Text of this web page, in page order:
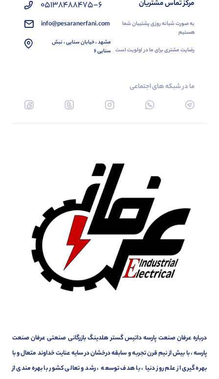
مرکز تماس مشتریان
به صورت شبانه روزی پشتیبان شما
هستیم
رضایت مشتری برای ما در اولویت است
05138488475-6
info@pesaranerfani.com
مشهد ، خیابان سنایی ، نبش
سنایی 6
ما در شبکه های اجتماعی
درباره عرفان صنعت پارسه داتیس گستر هلدینگ بازرگانی صنعتی عرفان صنعت
پارسه ، با بیش از نیم قرن تجربه و سابقه درخشان در سایه عنایت خداوند متعال و با
بهره گیری از علم روز دنیا ، با هدف توسعه ، رشد و تعالی کشور با بهره مندی از